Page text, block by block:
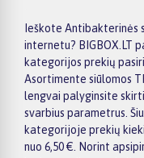
Ieškote
internetu? BIGBOX.LT
kategorijos prekių
Asortimente siūlomos
lengvai palyginsite
svarbius parametrus.
kategorijoje prekių
nuo 6,50 €. Norint